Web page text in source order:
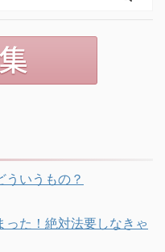
ういうもの？
た！絶対法要しなきゃ